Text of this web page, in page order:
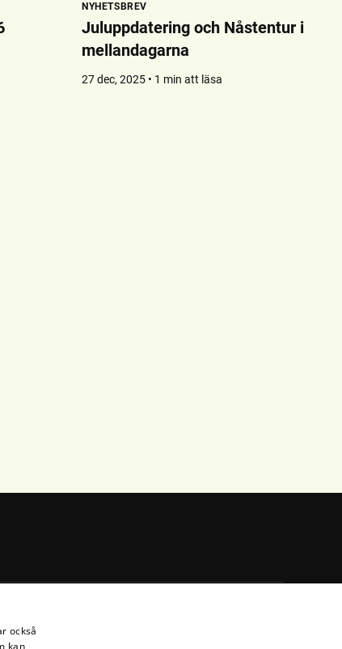
NYHETSBREV
Juluppdatering och Nåstentur i
mellandagarna
27 dec, 2025 • 1 min att läsa
också
kan